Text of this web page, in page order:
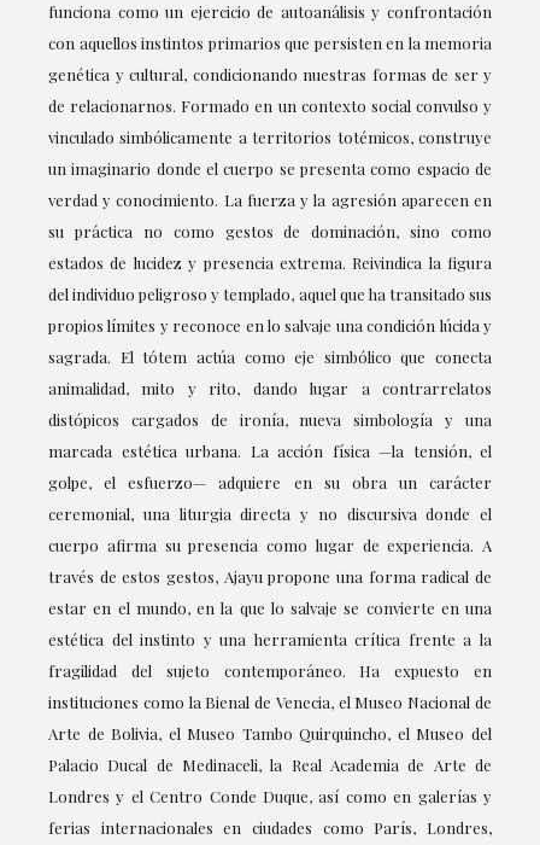
funciona como un ejercicio de autoanálisis y confrontación
con aquellos instintos primarios que persisten en la memoria
genética y cultural, condicionando nuestras formas de ser y
de relacionarnos. Formado en un contexto social convulso y
vinculado simbólicamente a territorios totémicos, construye
un imaginario donde el cuerpo se presenta como espacio de
verdad y conocimiento. La fuerza y la agresión aparecen en
su práctica no como gestos de dominación, sino como
estados de lucidez y presencia extrema. Reivindica la figura
del individuo peligroso y templado, aquel que ha transitado sus
propios límites y reconoce en lo salvaje una condición lúcida y
sagrada. El tótem actúa como eje simbólico que conecta
animalidad, mito y rito, dando lugar a contrarrelatos
distópicos cargados de ironía, nueva simbología y una
marcada estética urbana. La acción física —la tensión, el
golpe, el esfuerzo— adquiere en su obra un carácter
ceremonial, una liturgia directa y no discursiva donde el
cuerpo afirma su presencia como lugar de experiencia. A
través de estos gestos, Ajayu propone una forma radical de
estar en el mundo, en la que lo salvaje se convierte en una
estética del instinto y una herramienta crítica frente a la
fragilidad del sujeto contemporáneo. Ha expuesto en
instituciones como la Bienal de Venecia, el Museo Nacional de
Arte de Bolivia, el Museo Tambo Quirquincho, el Museo del
Palacio Ducal de Medinaceli, la Real Academia de Arte de
Londres y el Centro Conde Duque, así como en galerías y
ferias internacionales en ciudades como París, Londres,